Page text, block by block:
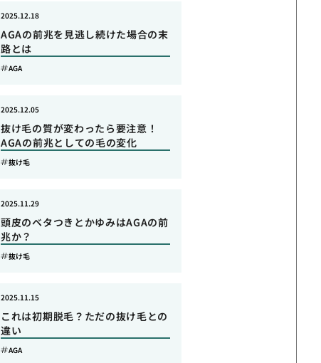
AGAの前兆を見逃し続けた場合の末
路とは
2025.12.18
AGA
抜け毛の質が変わったら要注意！
AGAの前兆としての毛の変化
2025.12.05
抜け毛
頭皮のベタつきとかゆみはAGAの前
兆か？
2025.11.29
抜け毛
これは初期脱毛？ただの抜け毛との
違い
2025.11.15
AGA